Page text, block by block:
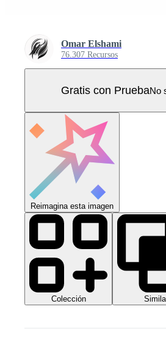
Omar Elshami
76.307 Recursos
Gratis con PruebaNo
Reimagina esta imagen
Colección